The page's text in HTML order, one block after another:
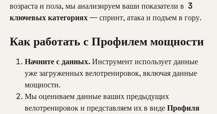
возраста и пола, мы анализируем ваши показатели в 3
ключевых категориях — спринт, атака и подъем в гору.
Как работать с Профилем мощности
Начните с данных. Инструмент использует данные
уже загруженных велотренировок, включая данные
мощности.
Мы оцениваем данные ваших предыдущих
велотренировок и представляем их в виде Профиля